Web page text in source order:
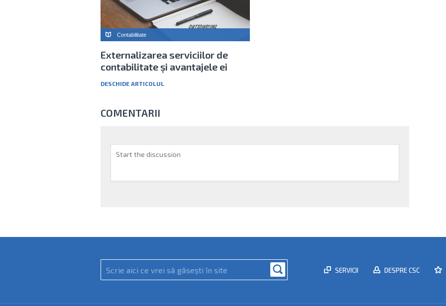
Contabilitate
Externalizarea serviciilor de
contabilitate și avantajele ei
DESCHIDE ARTICOLUL
COMENTARII
SERVICII DESPRE CSC